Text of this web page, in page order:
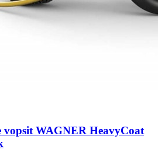
WAGNER HeavyCoat